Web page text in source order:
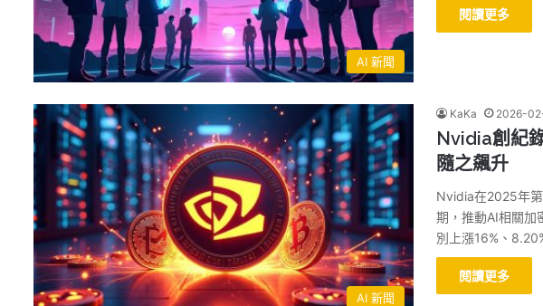
AI 新聞
閱讀更多
AI 新聞
KaKa 2026-
Nvidia創紀
隨之飆升
Nvidia在2025年
期，推動AI相關加
別上漲16%、
閱讀更多